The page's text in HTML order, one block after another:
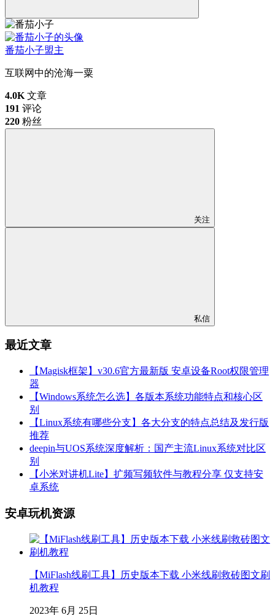
番茄小子盟主
互联网中的沧海一粟
4.0K 文章
191 评论
220 粉丝
关注
私信
最近文章
【Magisk框架】v30.6官方最新版 安卓设备Root权限管理
器
【Windows系统怎么选】各版本系统功能特点和核心区
别
【Linux系统有哪些分支】各大分支的特点总结及发行版
推荐
deepin与UOS系统深度解析：国产主流Linux系统对比区
别
【小米对讲机Lite】扩频写频软件与教程分享 仅支持安
卓系统
安卓玩机资源
【MiFlash线刷工具】历史版本下载 小米线刷救砖图文刷
机教程
2023年 6月 25日